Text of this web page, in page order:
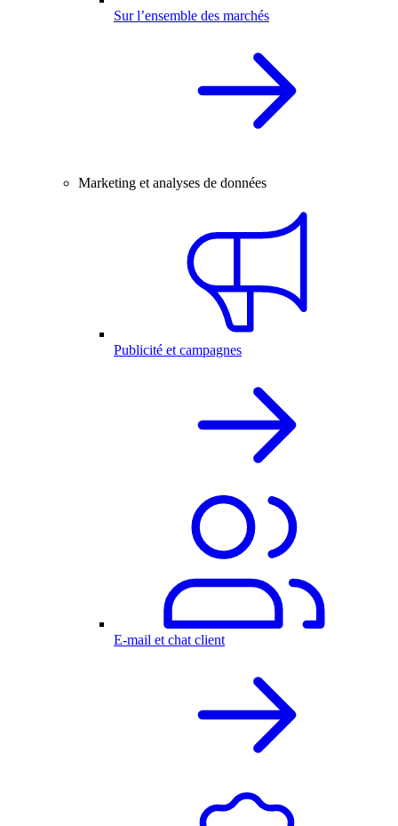
Sur l’ensemble des marchés
Marketing et analyses de données
Publicité et campagnes
E-mail et chat client